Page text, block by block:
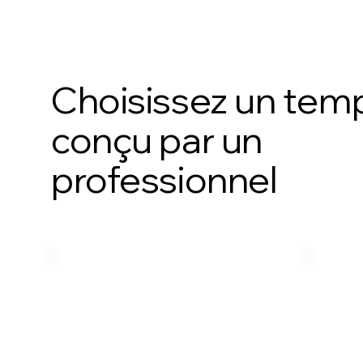
Choisissez un
conçu par un
professionnel